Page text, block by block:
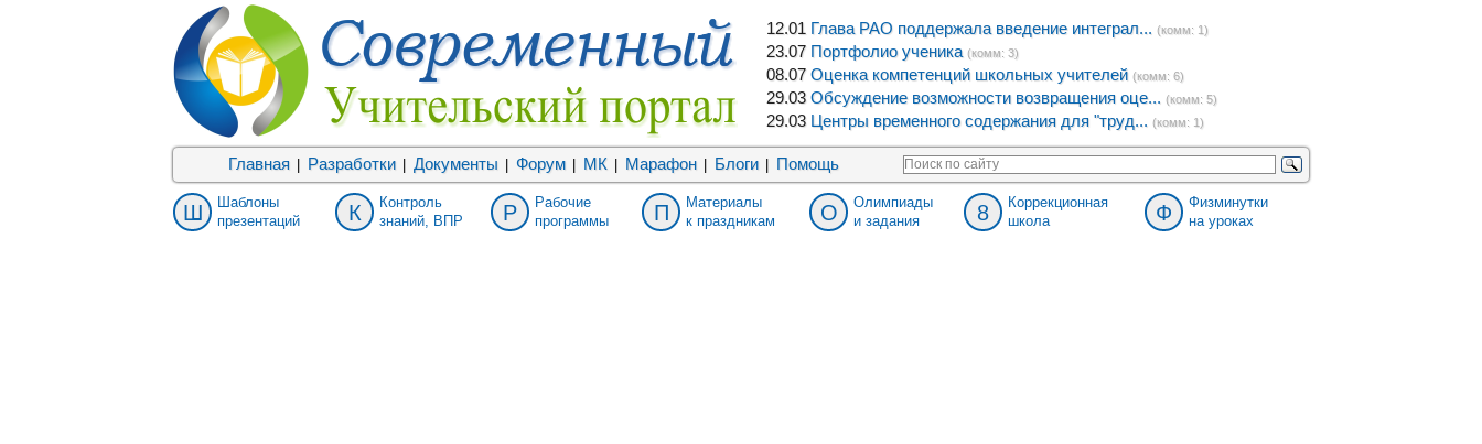
12.01 Глава РАО поддержала введение интеграл... (комм: 1)
23.07 Портфолио ученика (комм: 3)
08.07 Оценка компетенций школьных учителей (комм: 6)
29.03 Обсуждение возможности возвращения оце... (комм: 5)
29.03 Центры временного содержания для "труд... (комм: 1)
Главная Разработки Документы Форум МК Марафон Блоги Помощь
Ш
Шаблоны
презентаций
К
Контроль
знаний, ВПР
Р
Рабочие
программы
П
Материалы
к праздникам
О
Олимпиады
и задания
8
Коррекционная
школа
Ф
Физминутки
на уроках